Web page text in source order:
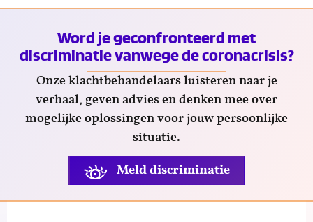
Word je geconfronteerd met
discriminatie vanwege de coronacrisis?
Onze klachtbehandelaars luisteren naar je
verhaal, geven advies en denken mee over
mogelijke oplossingen voor jouw persoonlijke
situatie.
Meld discriminatie